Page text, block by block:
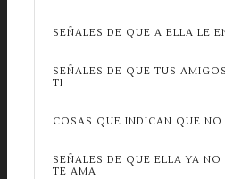
SEÑALES DE QUE A ELLA LE
SEÑALES DE QUE TUS
TI
COSAS QUE INDICAN QUE
SEÑALES DE QUE ELLA YA
TE AMA